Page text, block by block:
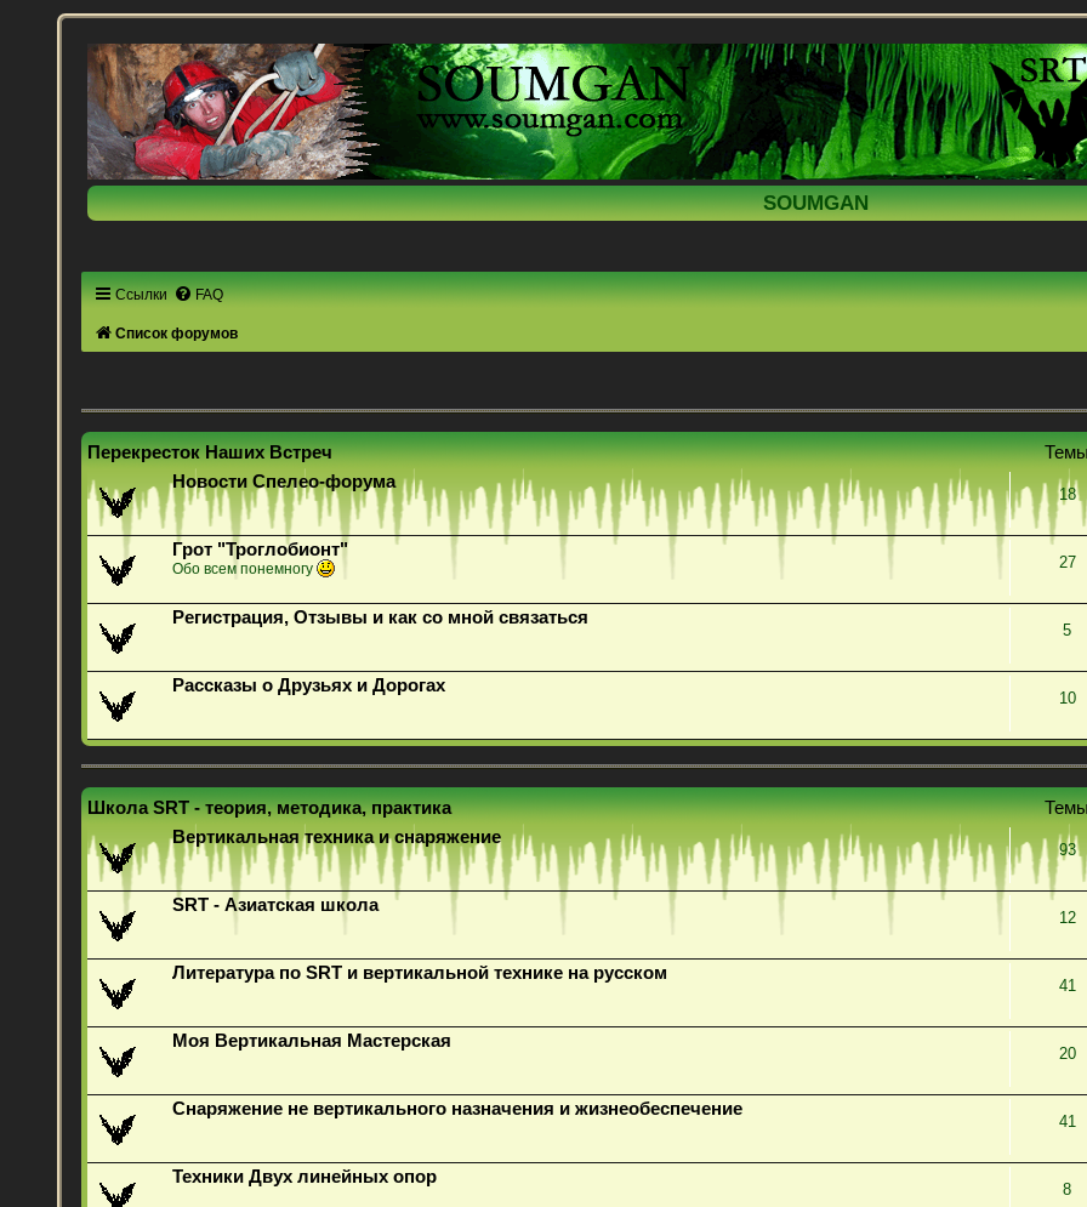
SOUMGAN
Ссылки FAQ
Список форумов
Перекресток Наших Встреч
Новости Спелео-форума
18
Грот "Троглобионт"
Обо всем понемногу 27
Регистрация, Отзывы и как со мной связаться
5
Рассказы о Друзьях и Дорогах
10
Школа SRT - теория, методика, практика
Вертикальная техника и снаряжение
93
SRT - Азиатская школа
12
Литература по SRT и вертикальной технике на русском
41
Моя Вертикальная Мастерская
20
Снаряжение не вертикального назначения и жизнеобеспечение
41
Техники Двух линейных опор
8